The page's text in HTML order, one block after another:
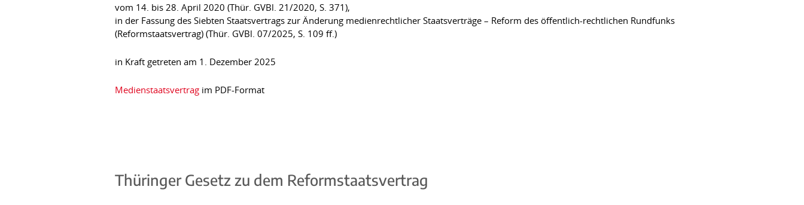
vom 14. bis 28. April 2020 (Thür. GVBl. 21/2020, S. 371),
in der Fassung des Siebten Staatsvertrags zur Änderung medienrechtlicher Staatsverträge – Reform des öffentlich-rechtlichen Rundfunks
(Reformstaatsvertrag) (Thür. GVBl. 07/2025, S. 109 ff.)
in Kraft getreten am 1. Dezember 2025
Medienstaatsvertrag im PDF-Format
Thüringer Gesetz zu dem Reformstaatsvertrag